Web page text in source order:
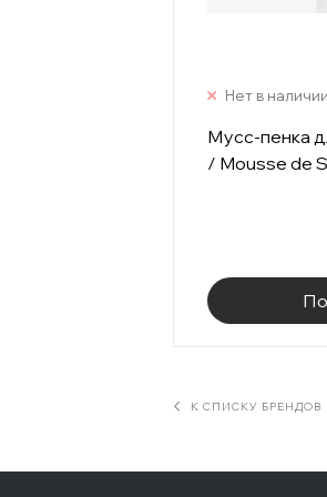
Нет в
Мусс-пенка
/ Mousse de
К СПИСКУ БРЕНДОВ